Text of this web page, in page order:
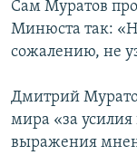
Сам Муратов
Минюста так:
сожалению, не
Дмитрий
мира «за
выражения